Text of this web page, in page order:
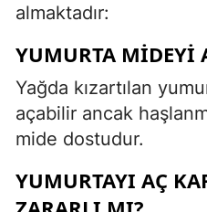
almaktadır:
YUMURTA MIDEYI
Yağda kızartılan
açabilir ancak
mide dostudur.
YUMURTAYI AÇ